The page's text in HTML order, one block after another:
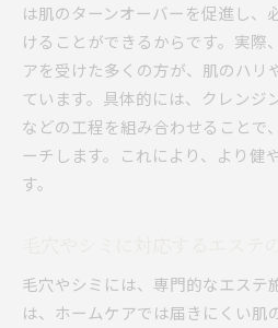
は肌のターンオーバーを促進し、
けることができるからです。実際
アを受けた多くの方が、肌のハリ
ています。具体的には、クレンジ
などの工程を組み合わせることで
ーチします。これにより、より健
す。
毛穴やシミには、専門的なエステ
は、ホームケアでは届きにくい肌